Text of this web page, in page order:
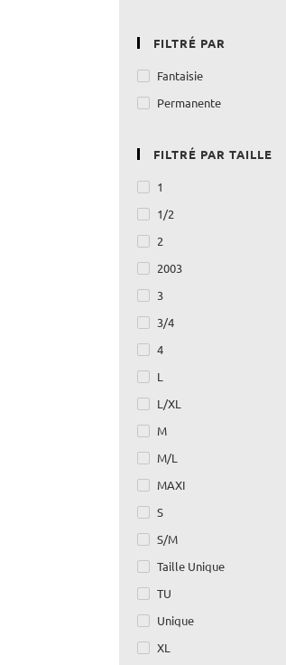
FILTRÉ PAR
Fantaisie
Permanente
FILTRÉ PAR TAILLE
1
1/2
2
2003
3
3/4
4
L
L/XL
M
M/L
MAXI
S
S/M
Taille Unique
TU
Unique
XL